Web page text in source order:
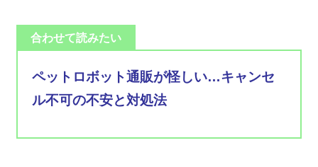
合わせて読みたい
ペットロボット通販が怪しい…キャンセ
ル不可の不安と対処法